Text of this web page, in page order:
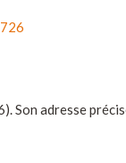
Son adresse